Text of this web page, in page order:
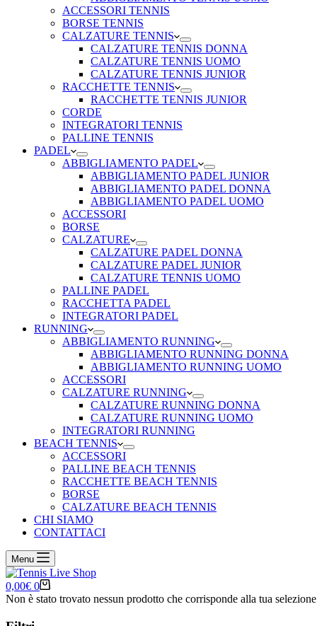
ACCESSORI TENNIS
BORSE TENNIS
CALZATURE TENNIS
CALZATURE TENNIS DONNA
CALZATURE TENNIS UOMO
CALZATURE TENNIS JUNIOR
RACCHETTE TENNIS
RACCHETTE TENNIS JUNIOR
CORDE
INTEGRATORI TENNIS
PALLINE TENNIS
PADEL
ABBIGLIAMENTO PADEL
ABBIGLIAMENTO PADEL JUNIOR
ABBIGLIAMENTO PADEL DONNA
ABBIGLIAMENTO PADEL UOMO
ACCESSORI
BORSE
CALZATURE
CALZATURE PADEL DONNA
CALZATURE PADEL JUNIOR
CALZATURE TENNIS UOMO
PALLINE PADEL
RACCHETTA PADEL
INTEGRATORI PADEL
RUNNING
ABBIGLIAMENTO RUNNING
ABBIGLIAMENTO RUNNING DONNA
ABBIGLIAMENTO RUNNING UOMO
ACCESSORI
CALZATURE RUNNING
CALZATURE RUNNING DONNA
CALZATURE RUNNING UOMO
INTEGRATORI RUNNING
BEACH TENNIS
ACCESSORI
PALLINE BEACH TENNIS
RACCHETTE BEACH TENNIS
BORSE
CALZATURE BEACH TENNIS
CHI SIAMO
CONTATTACI
Menu
Carrello
0,00€ 0
Non è stato trovato nessun prodotto che corrisponde alla tua